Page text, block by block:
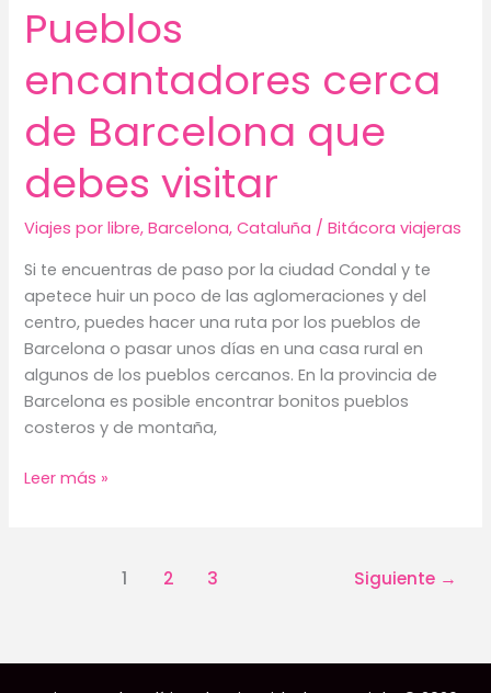
Pueblos
encantadores cerca
de Barcelona que
debes visitar
Viajes por libre,Barcelona,Cataluña /Bitácora viajeras
Si te encuentras de paso por la ciudad Condal y te
apetece huir un poco de las aglomeraciones y del
centro, puedes hacer una ruta por los pueblos de
Barcelona o pasar unos días en una casa rural en
algunos de los pueblos cercanos. En la provincia de
Barcelona es posible encontrar bonitos pueblos
costeros y de montaña,
Pueblos
visitar
Leer más »
1 2 3 Siguiente →